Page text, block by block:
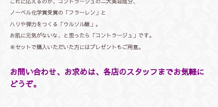
ノーベル化学賞受賞の「フラーレン」と
ハリや弾力をつくる「ウルソル酸」。
お肌に元気がないな、と思ったら「コントラージュ」です。
※セットで購入いただいた方にはプレゼントもご用意。
お問い合わせ、お求めは、各店のスタッフまでお気軽に
どうぞ。